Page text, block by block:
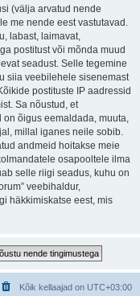
(välja arvatud nende
me nende eest vastutavad.
labast, laimavat,
postitust või mõnda muud
seadust. Selle tegemine
siia veebilehele sisenemast
postituste IP aadressid
Sa nõustud, et
õigus eemaldada, muuta,
millal iganes neile sobib.
andmeid hoitakse meie
osapooltele ilma
selle riigi seadus, kuhu on
veebihaldur,
häkkimiskatse eest, mis
Kõik kellaajad on UTC+03:00